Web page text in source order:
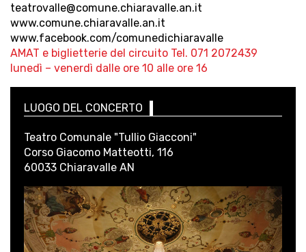
teatrovalle@comune.chiaravalle.an.it
www.comune.chiaravalle.an.it
www.facebook.com/comunedichiaravalle
AMAT e biglietterie del circuito Tel. 071 2072439
lunedì – venerdì dalle ore 10 alle ore 16
LUOGO DEL CONCERTO
Teatro Comunale "Tullio Giacconi"
Corso Giacomo Matteotti, 116
60033 Chiaravalle AN